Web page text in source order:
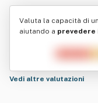
Valuta la capacità di
aiutando a prevedere
Vedi altre valutazioni